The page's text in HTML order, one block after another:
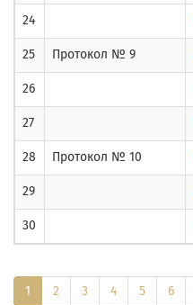
24
25 Протокол № 9
26
27
28 Протокол № 10
29
30
1 2 3 4 5 6